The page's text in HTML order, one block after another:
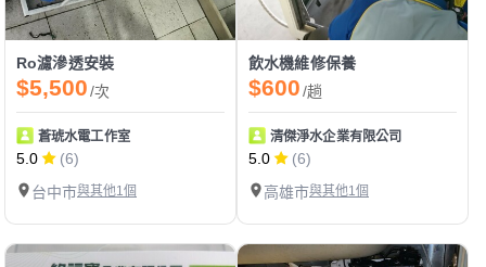
Ro濾滲透安裝
$5,500/次
蒼琥水電工作室
5.0
(6)
台中市與其他1個
飲水機維修保養
$600/趟
清傑淨水企業有限公司
5.0
(6)
高雄市與其他1個